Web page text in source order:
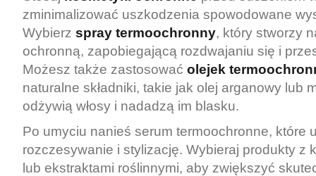
zminimalizować uszkodzenia spowodowane
Wybierz spray termoochronny, który stworzy
ochronną, zapobiegającą rozdwajaniu się i
Możesz także zastosować olejek
naturalne składniki, takie jak olej arganowy lub
odżywią włosy i nadadzą im blasku.
Po umyciu nanieś serum termoochronne, które
rozczesywanie i stylizację. Wybieraj produkty z
lub ekstraktami roślinnymi, aby zwiększyć